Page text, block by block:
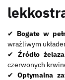
✔ Bogate w
wrażliwym
✔ Źródło
czerwonych
✔ Optymalna